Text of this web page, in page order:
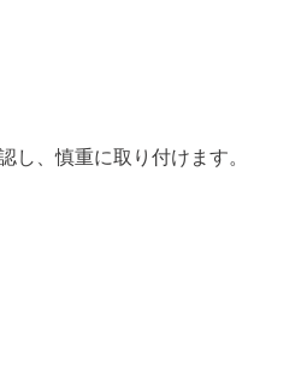
し、慎重に取り付けます。